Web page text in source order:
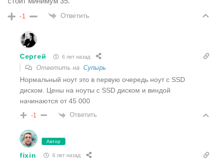
-1 Ответить
Сергей 6 лет назад
Ответить на Супырь
Нормальный ноут это в первую очередь ноут с SSD
диском. Цены на ноуты с SSD диском и виндой
начинаются от 45 000
-1 Ответить
Автор
fixin 6 лет назад